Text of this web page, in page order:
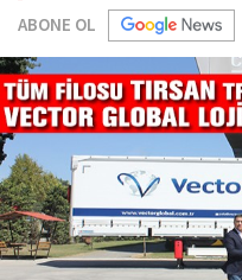
ABONE OL